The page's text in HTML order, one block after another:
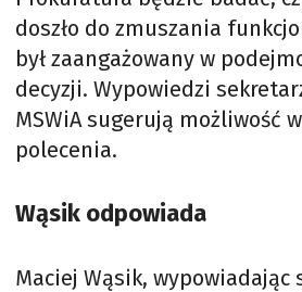
doszło do zmuszania
był zaangażowany w
decyzji. Wypowiedzi
MSWiA sugerują możliwość
polecenia.
Wąsik odpowiada
Maciej Wąsik, wypowiadając